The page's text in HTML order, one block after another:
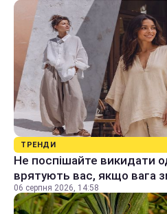
ТРЕНДИ
Не поспішайте викидати
врятують вас, якщо вага
06 серпня 2026, 14:58